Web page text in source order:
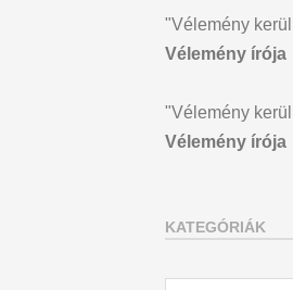
"Vélemény
Vélemény írója
"Vélemény
Vélemény írója
KATEGÓRIÁK